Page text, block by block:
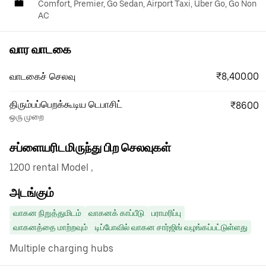
Comfort, Premier, Go Sedan, Airport Taxi, Uber Go, Go Non
AC
வார வாடகை
வாடகைச் செலவு ₹8,400.00
திரும்பப்பெறக்கூடிய டெபாசிட்
ஒரு முறை
₹8600
சப்ளையரிடமிருந்து பிற செலவுகள்
1200 rental Model ,
அடங்கும்
வாகன நிறுத்துமிடம் வாகனக் காப்பீடு
பராமரிப்பு
வாகனத்தை மாற்றவும்
டிப்போவில் வாகன சார்ஜிங் வழங்கப்பட்டுள்ளது
Multiple charging hubs